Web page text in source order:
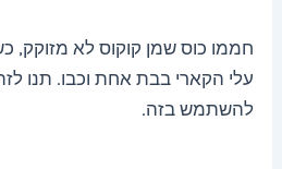
חממו כוס שמן קוקוס לא מזוקק,
עלי הקארי בבת אחת וכבו. תנו
להשתמש בזה.